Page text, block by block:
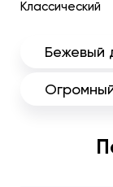
Классический
Бежевый